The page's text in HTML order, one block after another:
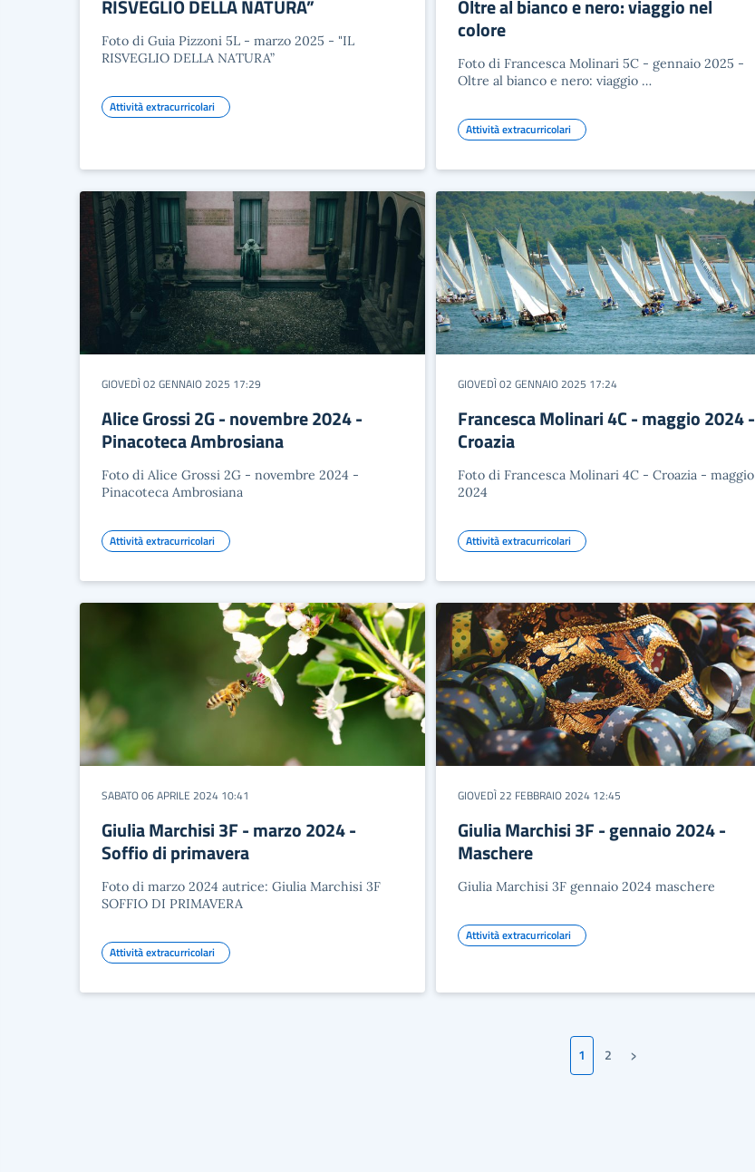
RISVEGLIO DELLA NATURA”
Foto di Guia Pizzoni 5L - marzo 2025 - "IL
RISVEGLIO DELLA NATURA”
Attività extracurricolari
Oltre al bianco e nero: viaggio nel
colore
Foto di Francesca Molinari 5C - gennaio 2025 -
Oltre al bianco e nero: viaggio …
Attività extracurricolari
GIOVEDÌ 02 GENNAIO 2025 17:29
Alice Grossi 2G - novembre 2024 -
Pinacoteca Ambrosiana
Foto di Alice Grossi 2G - novembre 2024 -
Pinacoteca Ambrosiana
Attività extracurricolari
GIOVEDÌ 02 GENNAIO 2025 17:24
Francesca Molinari 4C - maggio 2024 -
Croazia
Foto di Francesca Molinari 4C - Croazia - maggio
2024
Attività extracurricolari
SABATO 06 APRILE 2024 10:41
Giulia Marchisi 3F - marzo 2024 -
Soffio di primavera
Foto di marzo 2024 autrice: Giulia Marchisi 3F
SOFFIO DI PRIMAVERA
Attività extracurricolari
GIOVEDÌ 22 FEBBRAIO 2024 12:45
Giulia Marchisi 3F - gennaio 2024 -
Maschere
Giulia Marchisi 3F gennaio 2024 maschere
Attività extracurricolari
1 2 Pagina successiva
›